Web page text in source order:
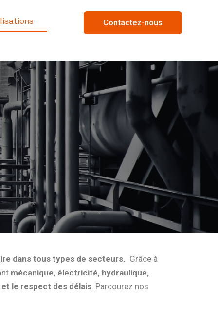
Contactez-nous
dans tous types de secteurs. Grâce à
mécanique, électricité, hydraulique,
le respect des délais. Parcourez nos